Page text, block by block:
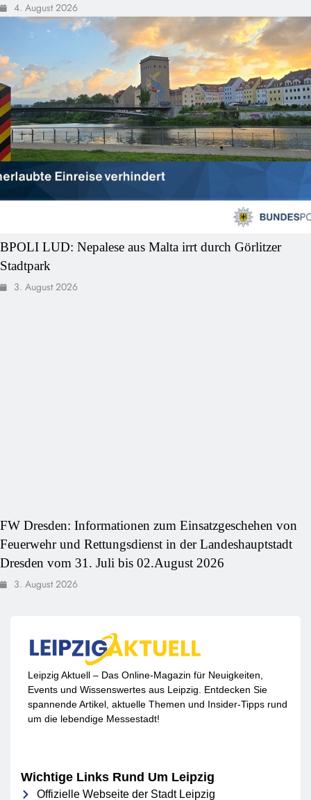
4. August 2026
BPOLI LUD: Nepalese aus Malta irrt durch Görlitzer
Stadtpark
3. August 2026
FW Dresden: Informationen zum Einsatzgeschehen von
Feuerwehr und Rettungsdienst in der Landeshauptstadt
Dresden vom 31. Juli bis 02.August 2026
3. August 2026
Leipzig Aktuell – Das Online-Magazin für Neuigkeiten,
Events und Wissenswertes aus Leipzig. Entdecken Sie
spannende Artikel, aktuelle Themen und Insider-Tipps rund
um die lebendige Messestadt!
Wichtige Links Rund Um Leipzig
Offizielle Webseite der Stadt Leipzig